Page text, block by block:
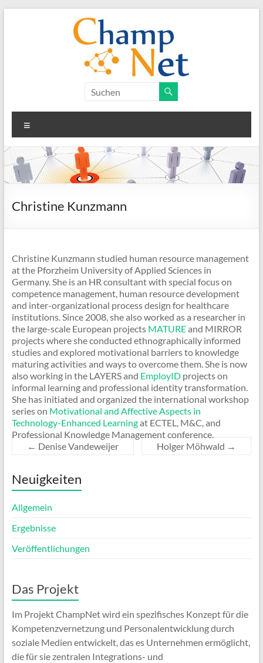
ChampNet
Kompetenzvernetzung
durch
soziale
Medienumgebungen
Christine Kunzmann
Christine Kunzmann studied human resource management
at the Pforzheim University of Applied Sciences in
Germany. She is an HR consultant with special focus on
competence management, human resource development
and inter-organizational process design for healthcare
institutions. Since 2008, she also worked as a researcher in
the large-scale European projects MATUREand MIRROR
projects where she conducted ethnographically informed
studies and explored motivational barriers to knowledge
maturing activities and ways to overcome them. She is now
also working in the LAYERS and EmployID projects on
informal learning and professional identity transformation.
She has initiated and organized the international workshop
series on Motivational and Affective Aspects in
Technology-Enhanced Learningat ECTEL, M&C, and
Professional Knowledge Management conference.
← Denise Vandeweijer Holger Möhwald →
Neuigkeiten
Allgemein
Ergebnisse
Veröffentlichungen
Das Projekt
Im Projekt ChampNet wird ein spezifisches Konzept für die
Kompetenzvernetzung und Personalentwicklung durch
soziale Medien entwickelt, das es Unternehmen ermöglicht,
die für sie zentralen Integrations- und